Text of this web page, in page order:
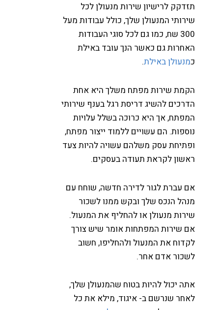
לרישיון שירות מנעולן לכל
המנעולן שלך, כולל עבודות מעל
300 שח, כמו גם לכל סוגי העבודות
גם כאשר הנך עובד באילת
מנעולן באילת.
שירות מפתח משלך היא אחת
להשיג דריסת רגל בענף שירותי
אך היא כרוכה בשלל עלויות
הם עשויים ללמוד ייצור מפתח,
עסק משלהם עשויה להיות צעד
לקראת תעודה בעסקים.
עברת לגור לדירה חדשה, שוחח עם
הנכס שלך ובקש ממנו לשכור
מנעולן או להחליף את המנעול.
שירות המפתחות אומר שיש צורך
את המנעול ולהחליפו, חשוב
אדם אחר.
יכול להיות בטוח שהמנעולן שלך,
שנרשם ב- איגוד, מילא את כל